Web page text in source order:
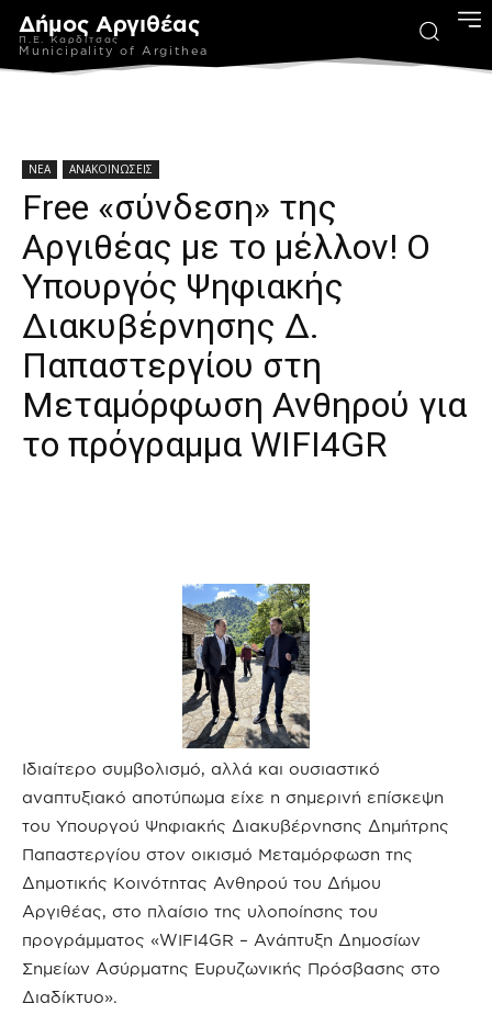
Δήμος Αργιθέας
Π.Ε. Καρδίτσας
Municipality of Argithea
ΝΕΑ ΑΝΑΚΟΙΝΩΣΕΙΣ
Free «σύνδεση» της
Αργιθέας με το μέλλον! Ο
Υπουργός Ψηφιακής
Διακυβέρνησης Δ.
Παπαστεργίου στη
Μεταμόρφωση Ανθηρού για
το πρόγραμμα WIFI4GR
Ιδιαίτερο συμβολισμό, αλλά και ουσιαστικό
αναπτυξιακό αποτύπωμα είχε η σημερινή επίσκεψη
του Υπουργού Ψηφιακής Διακυβέρνησης Δημήτρης
Παπαστεργίου στον οικισμό Μεταμόρφωση της
Δημοτικής Κοινότητας Ανθηρού του Δήμου
Αργιθέας, στο πλαίσιο της υλοποίησης του
προγράμματος «WIFI4GR – Ανάπτυξη Δημοσίων
Σημείων Ασύρματης Ευρυζωνικής Πρόσβασης στο
Διαδίκτυο».